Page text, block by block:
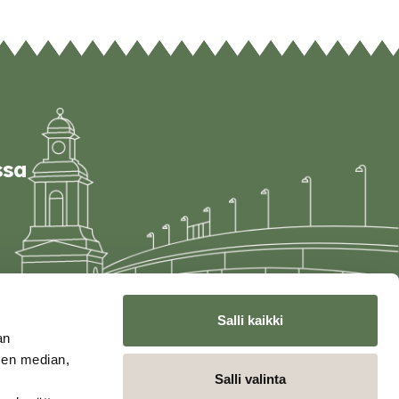
median,
Salli kaikki
Salli valinta